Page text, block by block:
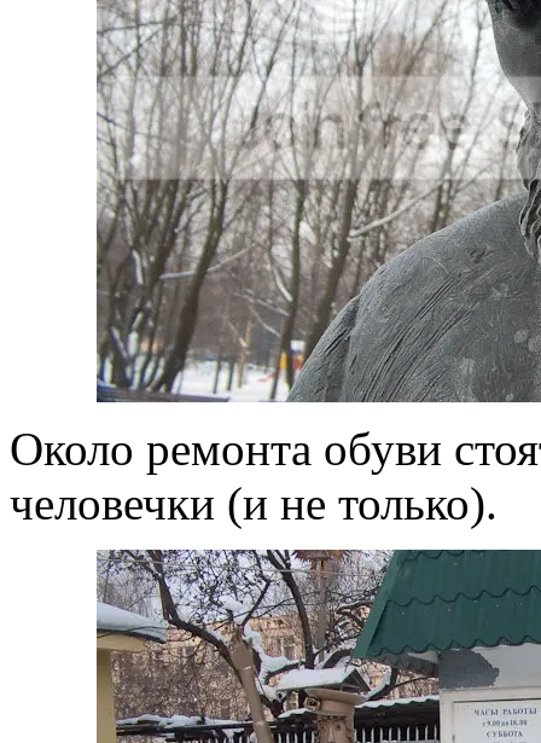
Около ремонта обуви
человечки (и не только).